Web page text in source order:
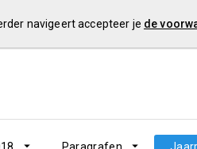
navigeert accepteer je de